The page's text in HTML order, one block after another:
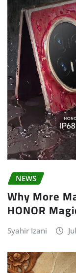
NEWS
Why More
HONOR
Syahir Izani